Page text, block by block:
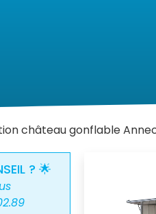
château gonflable
? 🌟